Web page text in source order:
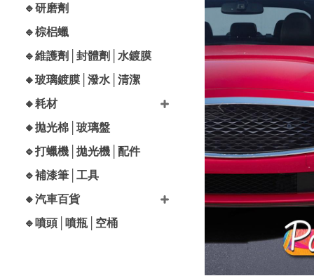
🔹研磨劑
🔹棕梠蠟
🔹維護劑│封體劑│水鍍膜
🔸玻璃鍍膜│潑水│清潔
🔸耗材
🔸拋光棉│玻璃盤
🔹打蠟機│拋光機│配件
🔹補漆筆│工具
🔸汽車百貨
🔹噴頭│噴瓶│空桶